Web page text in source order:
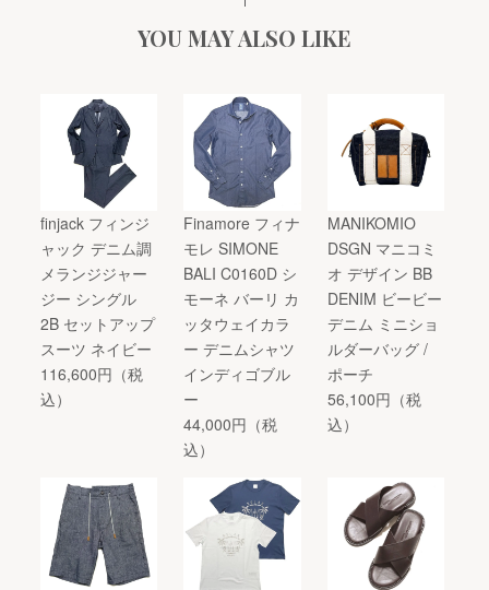
YOU MAY ALSO LIKE
finjack フィンジ
ャック デニム調
メランジジャー
ジー シングル
2B セットアップ
スーツ ネイビー
116,600円（税
込）
Finamore フィナ
モレ SIMONE
BALI C0160D シ
モーネ バーリ カ
ッタウェイカラ
ー デニムシャツ
インディゴブル
ー
44,000円（税
込）
MANIKOMIO
DSGN マニコミ
オ デザイン BB
DENIM ビービー
デニム ミニショ
ルダーバッグ /
ポーチ
56,100円（税
込）